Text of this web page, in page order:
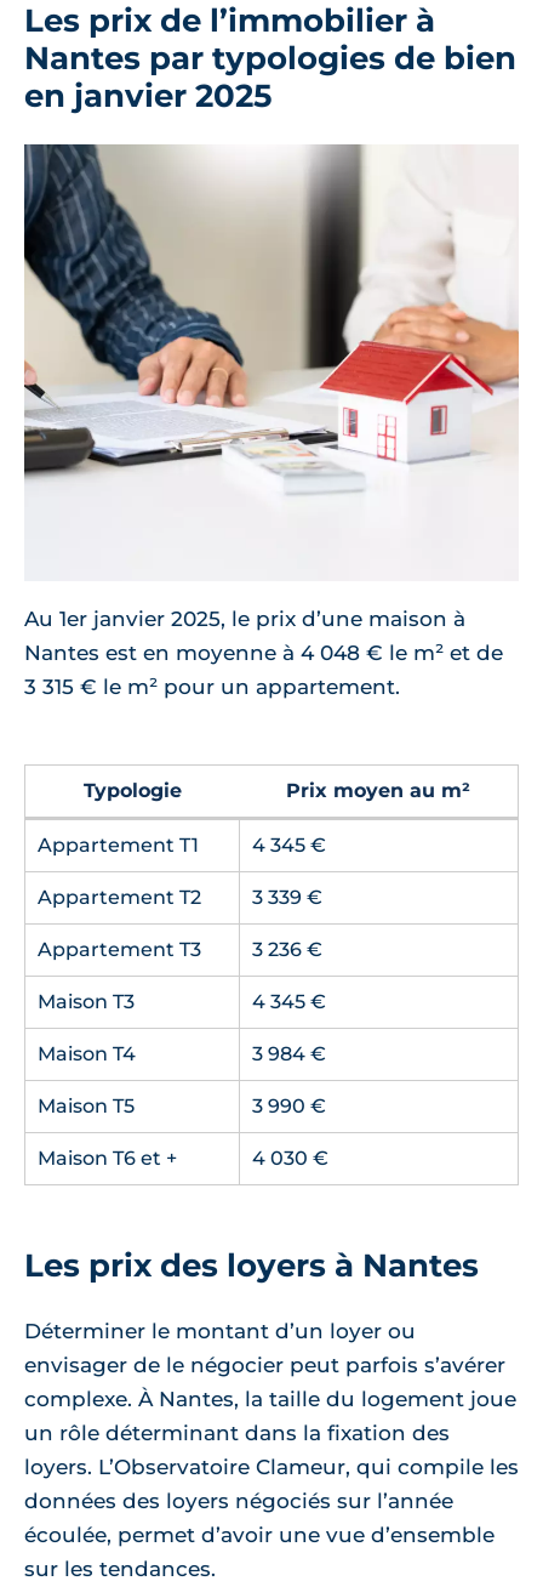
Les prix de l’immobilier à
Nantes par typologies de bien
en janvier 2025
Au 1er janvier 2025, le prix d’une maison à
Nantes est en moyenne à 4 048 € le m² et de
3 315 € le m² pour un appartement.
Typologie Prix moyen au m²
Appartement T1 4 345 €
Appartement T2 3 339 €
Appartement T3 3 236 €
Maison T3 4 345 €
Maison T4 3 984 €
Maison T5 3 990 €
Maison T6 et + 4 030 €
Les prix des loyers à Nantes
Déterminer le montant d’un loyer ou
envisager de le négocier peut parfois s’avérer
complexe. À Nantes, la taille du logement joue
un rôle déterminant dans la fixation des
loyers. L’Observatoire Clameur, qui compile les
données des loyers négociés sur l’année
écoulée, permet d’avoir une vue d’ensemble
sur les tendances.